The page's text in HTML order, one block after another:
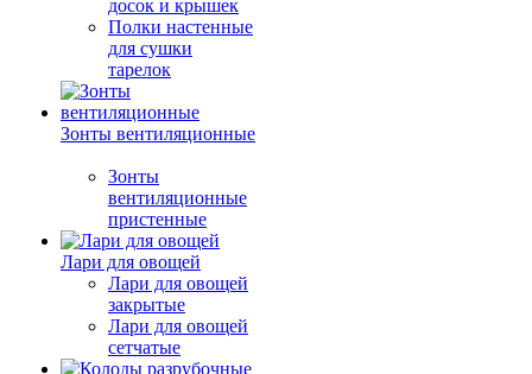
досок и крышек
Полки настенные
для сушки
тарелок
Зонты вентиляционные
Зонты
вентиляционные
пристенные
Лари для овощей
Лари для овощей
закрытые
Лари для овощей
сетчатые